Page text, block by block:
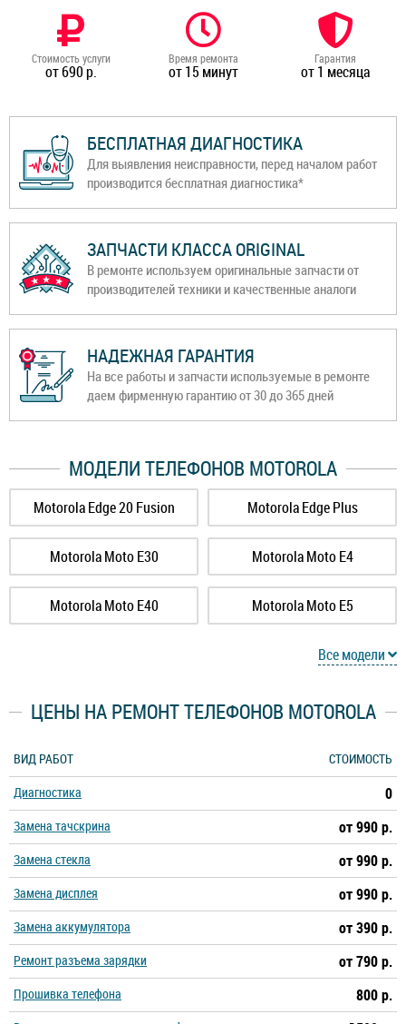
Стоимость услуги
от 690 р.
Время ремонта
от 15 минут
Гарантия
от 1 месяца
БЕСПЛАТНАЯ ДИАГНОСТИКА
Для выявления неисправности, перед началом работ
производится бесплатная диагностика*
ЗАПЧАСТИ КЛАССА ORIGINAL
В ремонте используем оригинальные запчасти от
производителей техники и качественные аналоги
НАДЕЖНАЯ ГАРАНТИЯ
На все работы и запчасти используемые в ремонте
даем фирменную гарантию от 30 до 365 дней
МОДЕЛИ ТЕЛЕФОНОВ MOTOROLA
Motorola Edge 20 Fusion Motorola Edge Plus
Motorola Moto E30 Motorola Moto E4
Motorola Moto E40 Motorola Moto E5
Motorola Moto E5 Plus
Motorola Moto E6 Plus Motorola Moto E7 Plus
Moto G Power 2022 Motorola Moto G Stylus
Motorola Moto G200 5G
Motorola Moto G41 Motorola Moto G5
Motorola Moto G50 Motorola Moto G5s
Motorola Moto G5s Plus Motorola Moto G6
Motorola Moto G6 Plus
Все модели
ЦЕНЫ НА РЕМОНТ ТЕЛЕФОНОВ MOTOROLA
ВИД РАБОТ
СТОИМОСТЬ
Диагностика
0
Замена тачскрина от 990 р.
Замена стекла от 990 р.
Замена дисплея от 990 р.
Замена аккумулятора от 390 р.
Ремонт разъема зарядки от 790 р.
Прошивка телефона 800 р.